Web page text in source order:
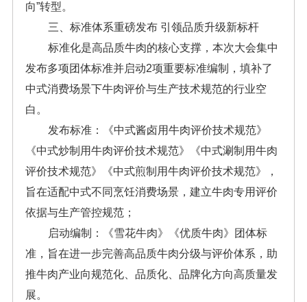
向”转型。
三、标准体系重磅发布 引领品质升级新标杆
标准化是高品质牛肉的核心支撑，本次大会集中
发布多项团体标准并启动2项重要标准编制，填补了
中式消费场景下牛肉评价与生产技术规范的行业空
白。
发布标准：《中式酱卤用牛肉评价技术规范》
《中式炒制用牛肉评价技术规范》《中式涮制用牛肉
评价技术规范》《中式煎制用牛肉评价技术规范》，
旨在适配中式不同烹饪消费场景，建立牛肉专用评价
依据与生产管控规范；
启动编制：《雪花牛肉》《优质牛肉》团体标
准，旨在进一步完善高品质牛肉分级与评价体系，助
推牛肉产业向规范化、品质化、品牌化方向高质量发
展。